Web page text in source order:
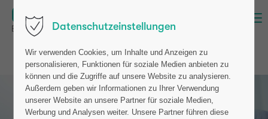
Datenschutzeinstellungen
Wir verwenden Cookies, um Inhalte und Anzeigen zu
personalisieren, Funktionen für soziale Medien anbieten zu
können und die Zugriffe auf unsere Website zu analysieren.
Außerdem geben wir Informationen zu Ihrer Verwendung
unserer Website an unsere Partner für soziale Medien,
Werbung und Analysen weiter. Unsere Partner führen diese